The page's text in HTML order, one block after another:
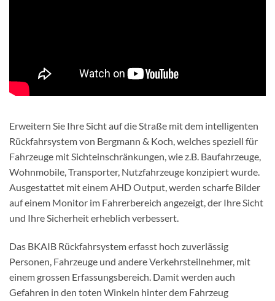
Erweitern Sie Ihre Sicht auf die Straße mit dem intelligenten
Rückfahrsystem von Bergmann & Koch, welches speziell für
Fahrzeuge mit Sichteinschränkungen, wie z.B. Baufahrzeuge,
Wohnmobile, Transporter, Nutzfahrzeuge konzipiert wurde.
Ausgestattet mit einem AHD Output, werden scharfe Bilder
auf einem Monitor im Fahrerbereich angezeigt, der Ihre Sicht
und Ihre Sicherheit erheblich verbessert.
Das BKAIB Rückfahrsystem erfasst hoch zuverlässig
Personen, Fahrzeuge und andere Verkehrsteilnehmer, mit
einem grossen Erfassungsbereich. Damit werden auch
Gefahren in den toten Winkeln hinter dem Fahrzeug